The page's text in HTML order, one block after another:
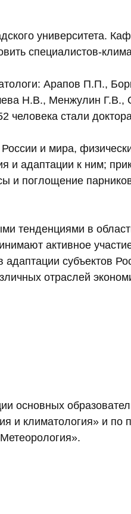
университета.
специалистов-
Арапов П.П.,
Н.В., Менжулин
стали
и мира,
адаптации к ним;
и поглощение
тенденциями в
активное
субъектов
отраслей
основных
и климатология» и